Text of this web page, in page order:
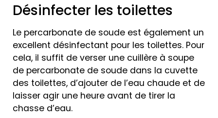
Désinfecter les toilettes
Le percarbonate de soude est également un
excellent désinfectant pour les toilettes. Pour
cela, il suffit de verser une cuillère à soupe
de percarbonate de soude dans la cuvette
des toilettes, d’ajouter de l’eau chaude et de
laisser agir une heure avant de tirer la
chasse d’eau.